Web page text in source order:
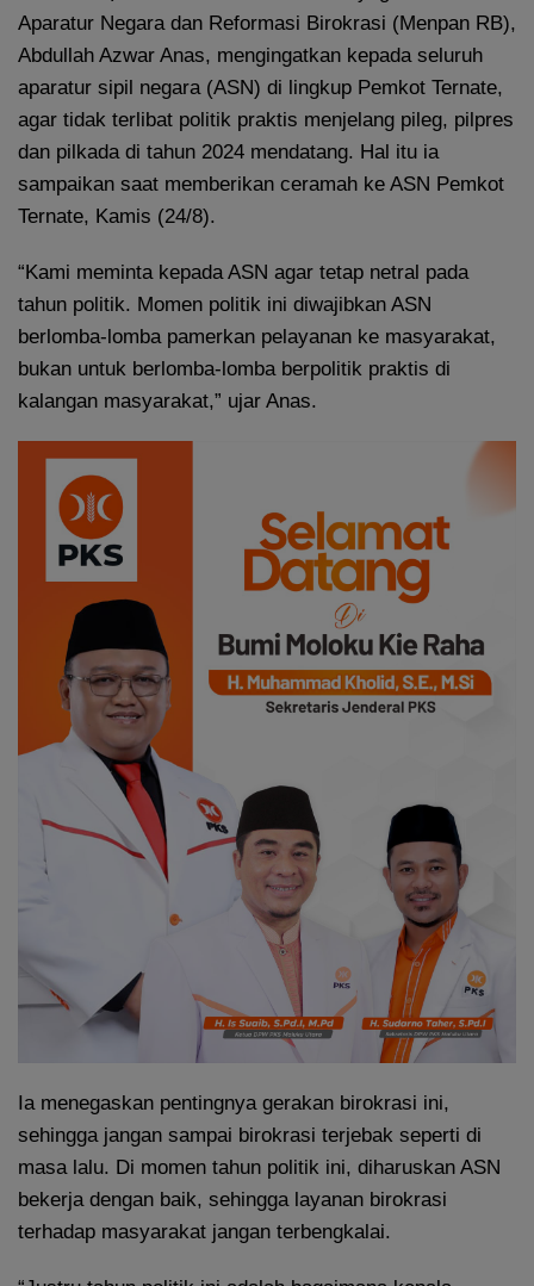
Aparatur Negara dan Reformasi Birokrasi (Menpan RB),
Abdullah Azwar Anas, mengingatkan kepada seluruh
aparatur sipil negara (ASN) di lingkup Pemkot Ternate,
agar tidak terlibat politik praktis menjelang pileg, pilpres
dan pilkada di tahun 2024 mendatang. Hal itu ia
sampaikan saat memberikan ceramah ke ASN Pemkot
Ternate, Kamis (24/8).
“Kami meminta kepada ASN agar tetap netral pada
tahun politik. Momen politik ini diwajibkan ASN
berlomba-lomba pamerkan pelayanan ke masyarakat,
bukan untuk berlomba-lomba berpolitik praktis di
kalangan masyarakat,” ujar Anas.
Ia menegaskan pentingnya gerakan birokrasi ini,
sehingga jangan sampai birokrasi terjebak seperti di
masa lalu. Di momen tahun politik ini, diharuskan ASN
bekerja dengan baik, sehingga layanan birokrasi
terhadap masyarakat jangan terbengkalai.